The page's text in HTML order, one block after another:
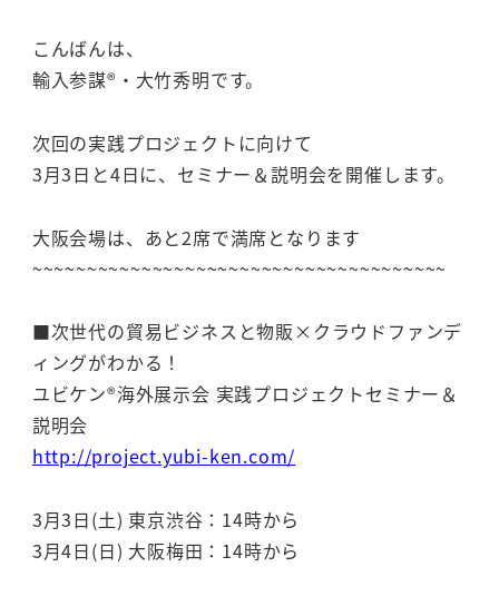
こんばんは、
輸入参謀®・大竹秀明です。
次回の実践プロジェクトに向けて
3月3日と4日に、セミナー＆説明会を開催します。
大阪会場は、あと2席で満席となります
~~~~~~~~~~~~~~~~~~~~~~~~~~~~~~~~~~~~~~
■次世代の貿易ビジネスと物販×クラウドファンデ
ィングがわかる！
ユビケン®海外展示会 実践プロジェクトセミナー＆
説明会
http://project.yubi-ken.com/
3月3日(土) 東京渋谷：14時から
3月4日(日) 大阪梅田：14時から